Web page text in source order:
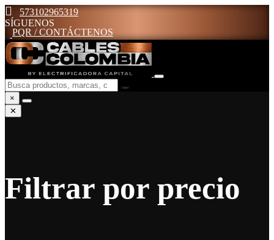
573102965319
SÍGUENOS
PQR / CONTÁCTENOS
×
✕
Filtrar por precio